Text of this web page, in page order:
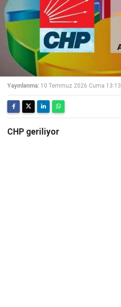
Yayınlanma: 10 Temmuz 2026 Cuma 13:13
CHP geriliyor